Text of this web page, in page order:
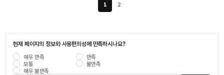
1현재 페이지
2
현재 페이지의 정보와 사용편의성에 만족하시나요?
매우 만족
만족
보통
불만족
매우 불만족